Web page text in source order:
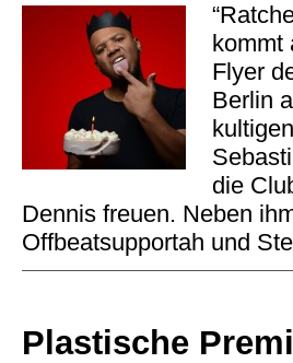
kommt
Flyer
Berlin
die
Dennis freuen. Neben
Offbeatsupportah und
Plastische